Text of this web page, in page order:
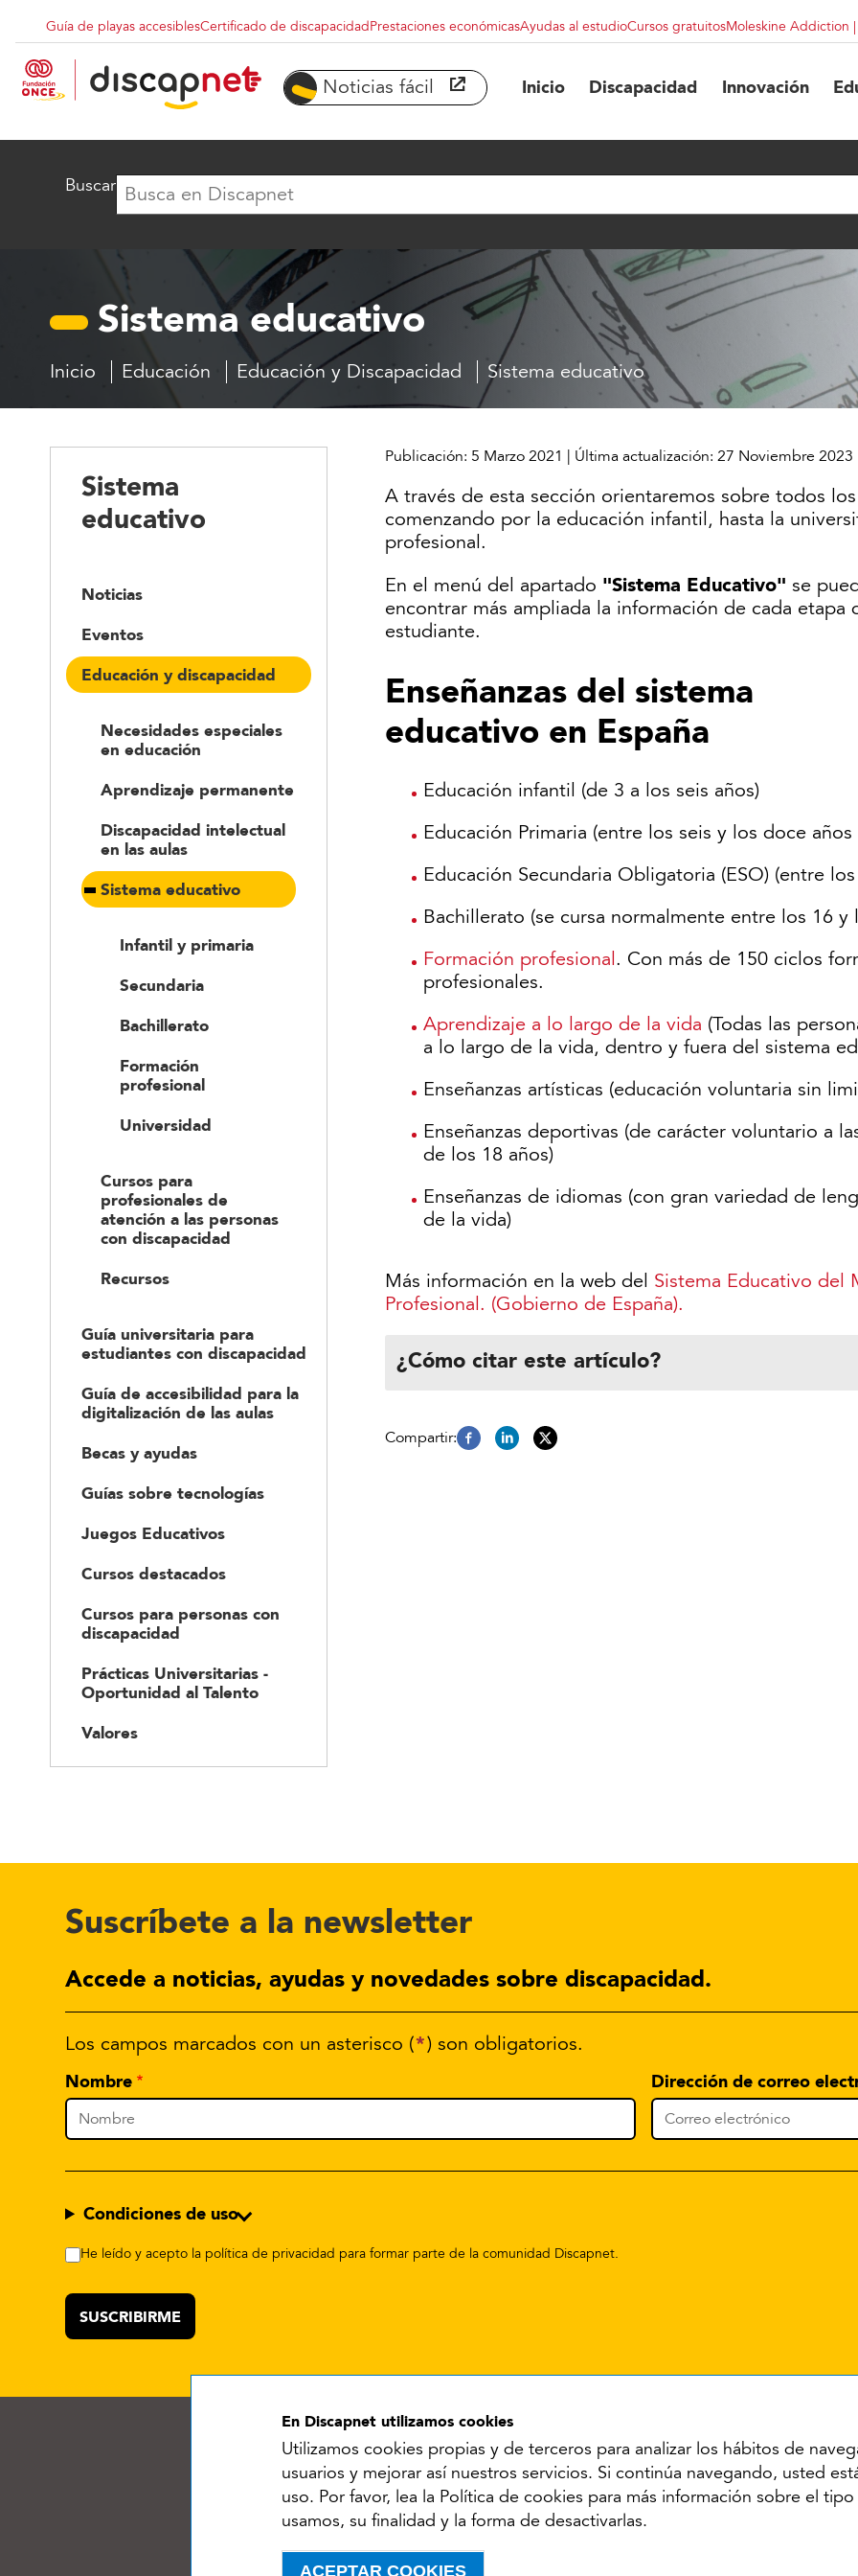
En Discapnet utilizamos cookies
Utilizamos cookies propias y de terceros para analizar los hábitos de
usuarios y mejorar así nuestros servicios. Si continúa navegando, usted
uso. Por favor, lea la Política de cookies para más información sobre el
usamos, su finalidad y la forma de desactivarlas.
ACEPTAR COOKIES
Menu superior destacados
Guía de playas accesiblesCertificado de discapacidadPrestaciones económicasAyudas al estudioCursos gratuitosMoleskine Addiction
Noticias fácil abre en ventana nueva
Inicio Discapacidad Innovación
Buscar
Sistema educativo
Inicio Educación Educación y Discapacidad Sistema educativo
Sistema
educativo
Noticias
Eventos
Educación y discapacidad
Necesidades especiales
en educación
Aprendizaje permanente
Discapacidad intelectual
en las aulas
Sistema educativo
Infantil y primaria
Secundaria
Bachillerato
Formación
profesional
Universidad
Cursos para
profesionales de
atención a las personas
con discapacidad
Recursos
Guía universitaria para
estudiantes con discapacidad
Guía de accesibilidad para la
digitalización de las aulas
Becas y ayudas
Guías sobre tecnologías
Juegos Educativos
Cursos destacados
Cursos para personas con
discapacidad
Prácticas Universitarias -
Oportunidad al Talento
Valores
Publicación: 5 Marzo 2021 | Última actualización: 27 Noviembre 2023
A través de esta sección orientaremos sobre todos
comenzando por la educación infantil, hasta la
profesional.
En el menú del apartado "Sistema Educativo" se
encontrar más ampliada la información de cada etapa
estudiante.
Enseñanzas del sistema
educativo en España
Educación infantil (de 3 a los seis años)
Educación Primaria (entre los seis y los doce
Educación Secundaria Obligatoria (ESO) (entre
Bachillerato (se cursa normalmente entre los 16 y
Formación profesional. Con más de 150 ciclos
profesionales.
Aprendizaje a lo largo de la vida (Todas las
a lo largo de la vida, dentro y fuera del sistema
Enseñanzas artísticas (educación voluntaria sin
Enseñanzas deportivas (de carácter voluntario a
de los 18 años)
Enseñanzas de idiomas (con gran variedad de
de la vida)
Más información en la web del Sistema Educativo del
Profesional. (Gobierno de España).
¿Cómo citar este artículo?
Suscríbete a la newsletter
Accede a noticias, ayudas y novedades sobre discapacidad.
Los campos marcados con un asterisco (*) son obligatorios.
Nombre Dirección de correo
Condiciones de uso
He leído y acepto la política de privacidad para formar parte de la comunidad Discapnet.
Síguenos en:
YouTube
Facebook
X
Accesibilidad